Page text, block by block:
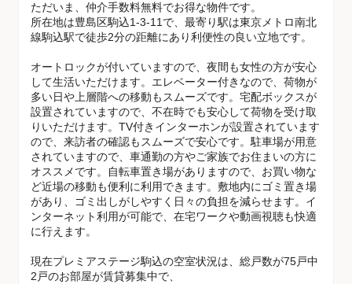
ただいま、仲介手数料無料でお得な物件です。
所在地は豊島区駒込1-3-11で、最寄り駅は東京メトロ南北
線駒込駅で徒歩2分の距離にあり利便性の良い立地です。
オートロックが付いていますので、夜間も女性の方が安心
して生活いただけます。エレベーター付きなので、荷物が
多い日や上層階への移動もスムーズです。宅配ボックスが
設置されていますので、不在時でも安心して荷物を受け取
りいただけます。TV付きインターホンが設置されています
ので、来訪者の確認もスムーズで安心です。駐車場が用意
されていますので、車通勤の方やご家族でお住まいの方に
オススメです。自転車置き場がありますので、お買い物な
ど近場の移動も便利に利用できます。敷地内にゴミ置き場
があり、ゴミ出しがしやすく日々の負担を減らせます。イ
ンターネット利用が可能で、在宅ワークや動画視聴も快適
に行えます。
現在プレミアステージ駒込の空室状況は、総戸数が75戸中
2戸のお部屋が賃貸募集中で、